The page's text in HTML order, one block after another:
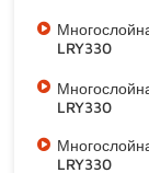
LRY330
LRY330
LRY330